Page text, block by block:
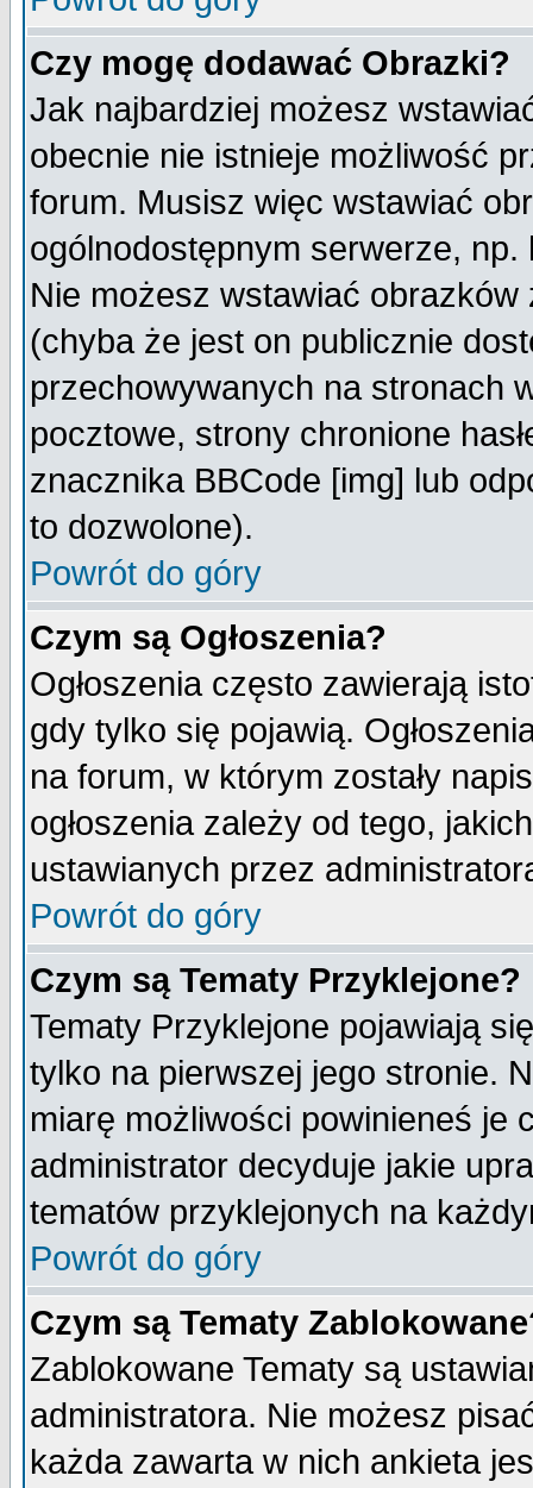
Czy mogę dodawać Obrazki?
Jak najbardziej możesz
obecnie nie istnieje możliwość
forum. Musisz więc wstawiać
ogólnodostępnym serwerze,
Nie możesz wstawiać
(chyba że jest on publicznie
przechowywanych na stronach
pocztowe, strony chronione
znacznika BBCode [img] lub
to dozwolone).
Powrót do góry
Czym są Ogłoszenia?
Ogłoszenia często zawierają
gdy tylko się pojawią.
na forum, w którym zostały
ogłoszenia zależy od tego,
ustawianych przez
Powrót do góry
Czym są Tematy Przyklejone?
Tematy Przyklejone pojawiają
tylko na pierwszej jego stronie.
miarę możliwości powinieneś je
administrator decyduje jakie
tematów przyklejonych na
Powrót do góry
Czym są Tematy
Zablokowane Tematy są
administratora. Nie możesz
każda zawarta w nich ankieta